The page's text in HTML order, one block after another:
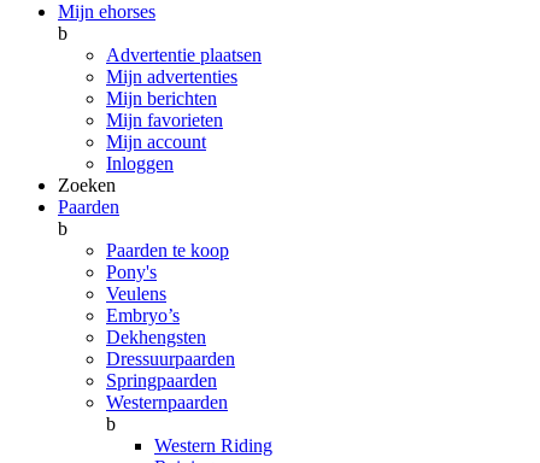
Mijn ehorses
b
Advertentie plaatsen
Mijn advertenties
Mijn berichten
Mijn favorieten
Mijn account
Inloggen
Zoeken
Paarden
b
Paarden te koop
Pony's
Veulens
Embryo’s
Dekhengsten
Dressuurpaarden
Springpaarden
Westernpaarden
b
Western Riding